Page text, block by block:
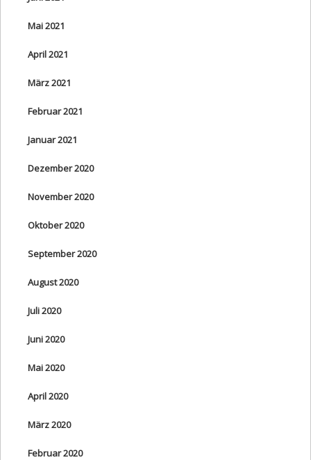
Mai 2021
April 2021
März 2021
Februar 2021
Januar 2021
Dezember 2020
November 2020
Oktober 2020
September 2020
August 2020
Juli 2020
Juni 2020
Mai 2020
April 2020
März 2020
Februar 2020